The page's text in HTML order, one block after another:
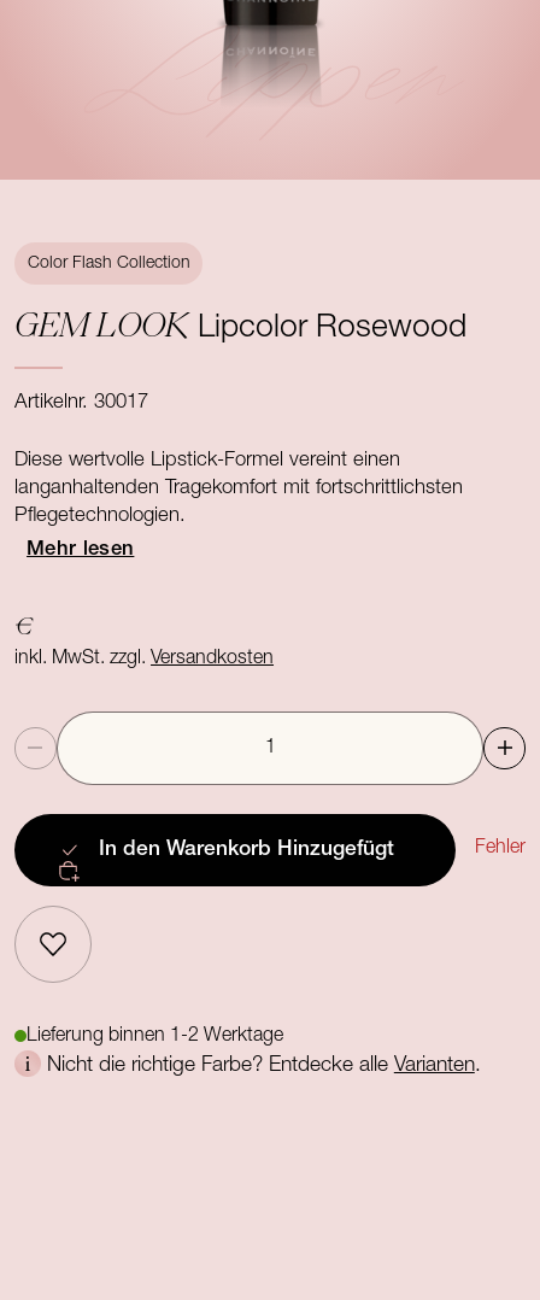
Lippen
Color Flash Collection
GEM LOOK Lipcolor Rosewood
Artikelnr. 30017
Diese wertvolle Lipstick-Formel vereint einen
langanhaltenden Tragekomfort mit fortschrittlichsten
Pflegetechnologien.
Mehr lesen
€
inkl. MwSt. zzgl.Versandkosten
Anzahl
In den Warenkorb Hinzugefügt Fehler
Lieferung binnen 1-2 Werktage
Nicht die richtige Farbe? Entdecke alle Varianten.